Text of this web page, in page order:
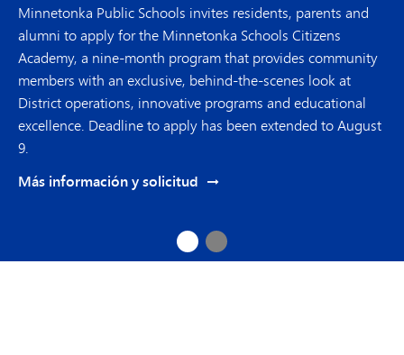
Minnetonka Public Schools invites residents, parents and
alumni to apply for the Minnetonka Schools Citizens
Academy, a nine-month program that provides community
members with an exclusive, behind-the-scenes look at
District operations, innovative programs and educational
excellence. Deadline to apply has been extended to August
9.
Más información y solicitud
Tonka Online es un dinámico programa de aprendizaje en
línea dirigido a alumnos de primaria y secundaria que
permite a los estudiantes de cualquier lugar de Minnesota
acceder a los mismos profesores altamente cualificados y al
innovador plan de estudios que caracterizan al Distrito
Escolar Público de Minnetonka. El compromiso de
Minnetonka con la excelencia y nuestros años de
experiencia en la educación en línea garantizan que su hijo
Asiste a una sesión informativa para obtener más
Apply
Citizens
Academy
Inscripción
línea
para